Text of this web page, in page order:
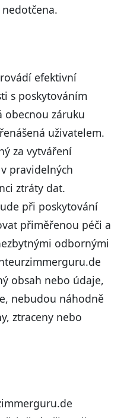
efektivní
s poskytováním
obecnou záruku
uživatelem.
za vytváření
pravidelných
ztráty dat.
při poskytování
přiměřenou péči a
odbornými
obsah nebo údaje,
nebudou náhodně
ztraceny nebo